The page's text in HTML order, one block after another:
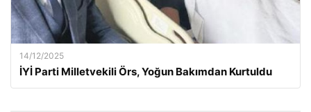
14/12/2025
İYİ Parti Milletvekili Örs, Yoğun Bakımdan Kurtuldu